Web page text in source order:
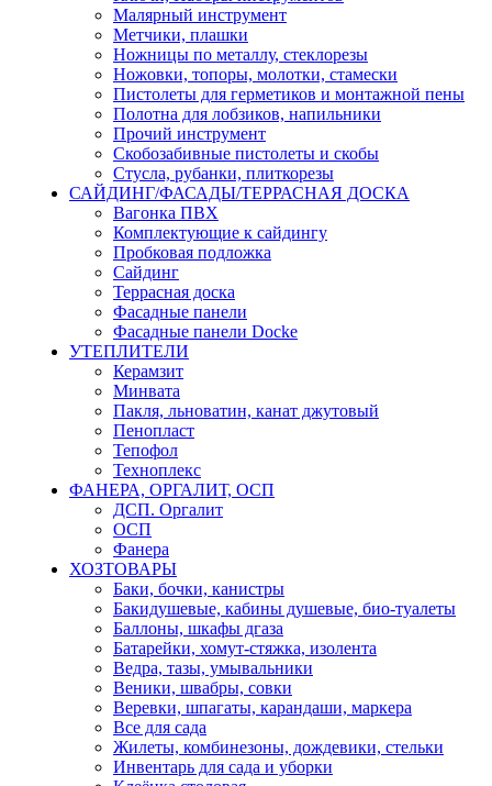
Малярный инструмент
Метчики, плашки
Ножницы по металлу, стеклорезы
Ножовки, топоры, молотки, стамески
Пистолеты для герметиков и монтажной пены
Полотна для лобзиков, напильники
Прочий инструмент
Скобозабивные пистолеты и скобы
Стусла, рубанки, плиткорезы
САЙДИНГ/ФАСАДЫ/ТЕРРАСНАЯ ДОСКА
Вагонка ПВХ
Комплектующие к сайдингу
Пробковая подложка
Сайдинг
Террасная доска
Фасадные панели
Фасадные панели Docke
УТЕПЛИТЕЛИ
Керамзит
Минвата
Пакля, льноватин, канат джутовый
Пенопласт
Тепофол
Техноплекс
ФАНЕРА, ОРГАЛИТ, ОСП
ДСП. Оргалит
ОСП
Фанера
ХОЗТОВАРЫ
Баки, бочки, канистры
Бакидушевые, кабины душевые, био-туалеты
Баллоны, шкафы дгаза
Батарейки, хомут-стяжка, изолента
Ведра, тазы, умывальники
Веники, швабры, совки
Веревки, шпагаты, карандаши, маркера
Все для сада
Жилеты, комбинезоны, дождевики, стельки
Инвентарь для сада и уборки